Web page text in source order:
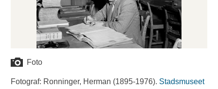
Foto
Fotograf: Ronninger, Herman (1895-1976). Stadsmuseet